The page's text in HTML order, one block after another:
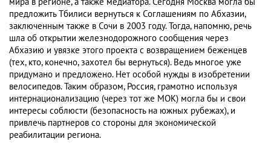
предложить Тбилиси вернуться к Соглашениям по Абхазии,
заключенным также в Сочи в 2003 году. Тогда, напомню, речь
шла об открытии железнодорожного сообщения через
Абхазию и увязке этого проекта с возвращением беженцев
(тех, кто, конечно, захотел бы вернуться). Ведь многое уже
придумано и предложено. Нет особой нужды в изобретении
велосипедов. Таким образом, Россия, грамотно используя
интернационализацию (через тот же МОК) могла бы и свои
интересы соблюсти (безопасность на южных рубежах), и
привлечь партнеров со стороны для экономической
реабилитации региона.